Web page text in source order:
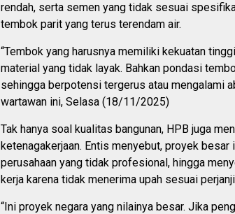
rendah, serta semen yang tidak sesuai
tembok parit yang terus terendam air.
“Tembok yang harusnya memiliki kekuatan
material yang tidak layak. Bahkan pondasi
sehingga berpotensi tergerus atau mengalami
wartawan ini, Selasa (18/11/2025)
Tak hanya soal kualitas bangunan, HPB juga
ketenagakerjaan. Entis menyebut, proyek
perusahaan yang tidak profesional, hingga
kerja karena tidak menerima upah sesuai
“Ini proyek negara yang nilainya besar. Jika